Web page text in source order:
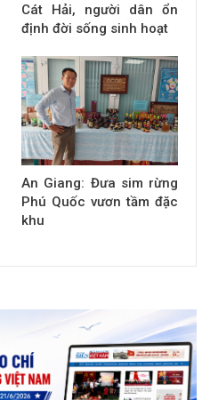
Cát Hải, người dân ổn
định đời sống sinh hoạt
An Giang: Đưa sim rừng
Phú Quốc vươn tầm đặc
khu